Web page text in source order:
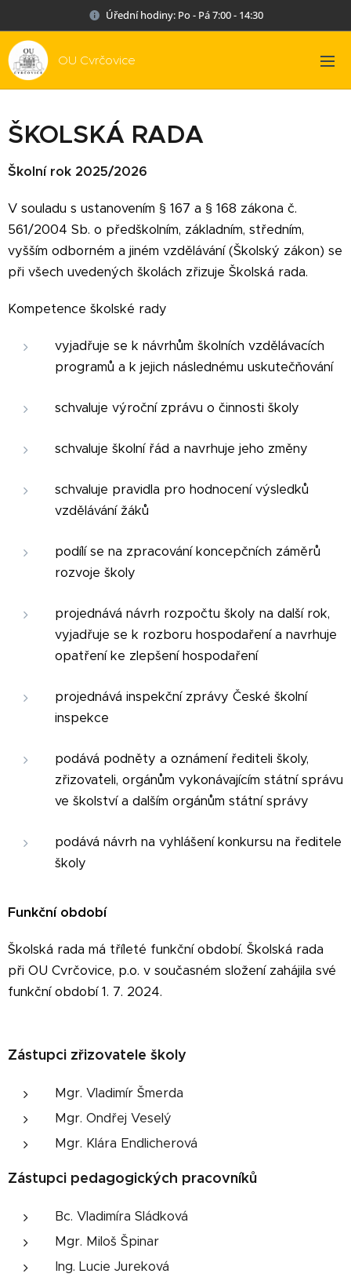
Úřední hodiny: Po - Pá 7:00 - 14:30
OU Cvrčovice
ŠKOLSKÁ RADA
Školní rok 2025/2026
V souladu s ustanovením § 167 a § 168 zákona č.
561/2004 Sb. o předškolním, základním, středním,
vyšším odborném a jiném vzdělávání (Školský zákon) se
při všech uvedených školách zřizuje Školská rada.
Kompetence školské rady
vyjadřuje se k návrhům školních vzdělávacích
programů a k jejich následnému uskutečňování
schvaluje výroční zprávu o činnosti školy
schvaluje školní řád a navrhuje jeho změny
schvaluje pravidla pro hodnocení výsledků
vzdělávání žáků
podílí se na zpracování koncepčních záměrů
rozvoje školy
projednává návrh rozpočtu školy na další rok,
vyjadřuje se k rozboru hospodaření a navrhuje
opatření ke zlepšení hospodaření
projednává inspekční zprávy České školní
inspekce
podává podněty a oznámení řediteli školy,
zřizovateli, orgánům vykonávajícím státní správu
ve školství a dalším orgánům státní správy
podává návrh na vyhlášení konkursu na ředitele
školy
Funkční období
Školská rada má tříleté funkční období. Školská rada
při OU Cvrčovice, p.o. v současném složení zahájila své
funkční období 1. 7. 2024.
Zástupci zřizovatele školy
Mgr. Vladimír Šmerda
Mgr. Ondřej Veselý
Mgr. Klára Endlicherová
Zástupci pedagogických pracovníků
Bc. Vladimíra Sládková
Mgr. Miloš Špinar
Ing. Lucie Jureková